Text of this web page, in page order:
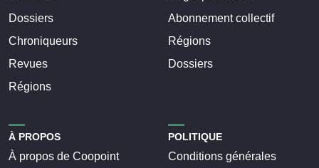
Dossiers
Chroniqueurs
Revues
Régions
Abonnement collectif
Régions
Dossiers
À PROPOS
À propos de Coopoint
POLITIQUE
Conditions générales